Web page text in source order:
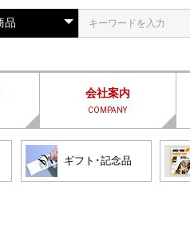
会社案内
COMPANY
ギフト･記念品